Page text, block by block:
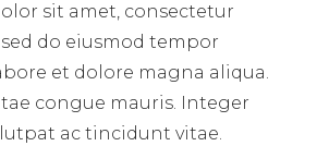
sit amet, consectetur
do eiusmod tempor
et dolore magna aliqua.
congue mauris. Integer
ac tincidunt vitae.